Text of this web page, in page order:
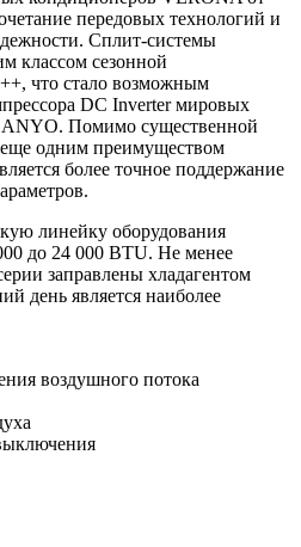
передовых технологий и
Сплит-системы
классом сезонной
что стало возможным
DC Inverter мировых
Помимо существенной
одним преимуществом
более точное поддержание
линейку оборудования
до 24 000 BTU. Не менее
заправлены хладагентом
день является наиболее
воздушного потока